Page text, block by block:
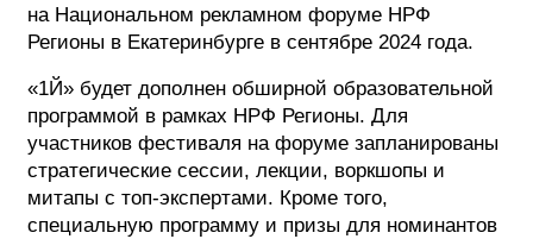
на Национальном рекламном форуме НРФ
Регионы в Екатеринбурге в сентябре 2024 года.
«1Й» будет дополнен обширной образовательной
программой в рамках НРФ Регионы. Для
участников фестиваля на форуме запланированы
стратегические сессии, лекции, воркшопы и
митапы с топ-экспертами. Кроме того,
специальную программу и призы для номинантов